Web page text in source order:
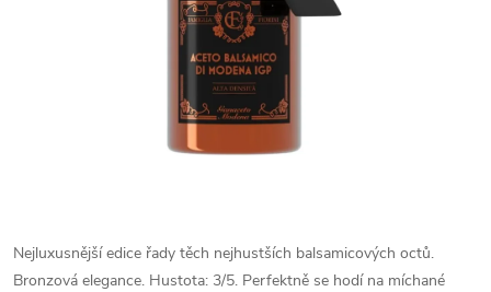
Nejluxusnější edice řady těch nejhustších balsamicových octů.
Bronzová elegance. Hustota: 3/5. Perfektně se hodí na míchané